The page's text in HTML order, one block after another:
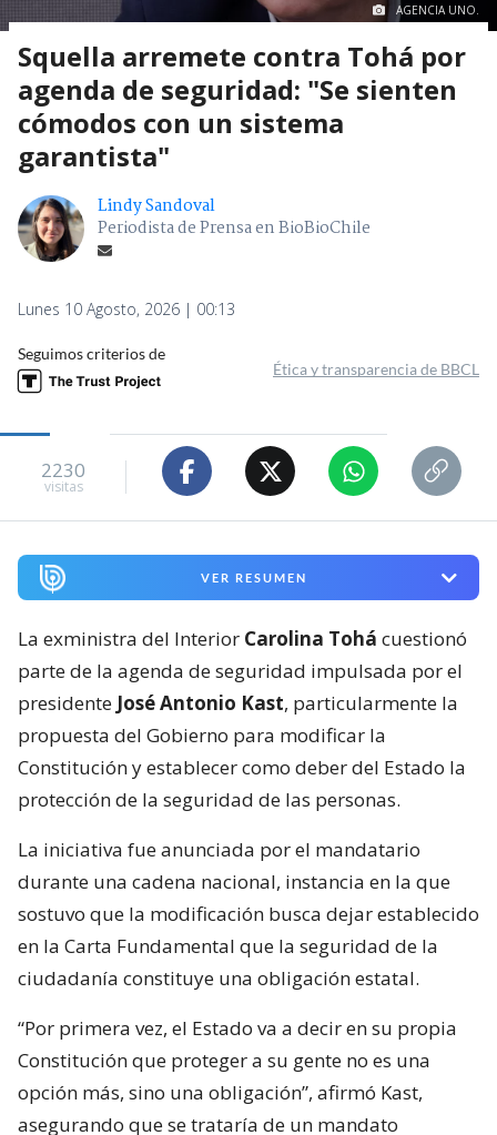
AGENCIA UNO.
Squella arremete contra Tohá por
agenda de seguridad: "Se sienten
cómodos con un sistema
garantista"
Lindy Sandoval
Periodista de Prensa en BioBioChile
Lunes 10 Agosto, 2026 | 00:13
Seguimos criterios de
Ética y transparencia de BBCL
2230
visitas
VER RESUMEN
La exministra del Interior Carolina Tohá cuestionó
parte de la agenda de seguridad impulsada por el
presidente José Antonio Kast, particularmente la
propuesta del Gobierno para modificar la
Constitución y establecer como deber del Estado la
protección de la seguridad de las personas.
La iniciativa fue anunciada por el mandatario
durante una cadena nacional, instancia en la que
sostuvo que la modificación busca dejar establecido
en la Carta Fundamental que la seguridad de la
ciudadanía constituye una obligación estatal.
“Por primera vez, el Estado va a decir en su propia
Constitución que proteger a su gente no es una
opción más, sino una obligación”, afirmó Kast,
asegurando que se trataría de un mandato